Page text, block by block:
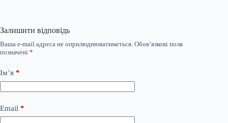
Залишити відповідь
Ваша e-mail адреса не оприлюднюватиметься. Обов’язкові поля
позначені *
Ім’я *
Email *